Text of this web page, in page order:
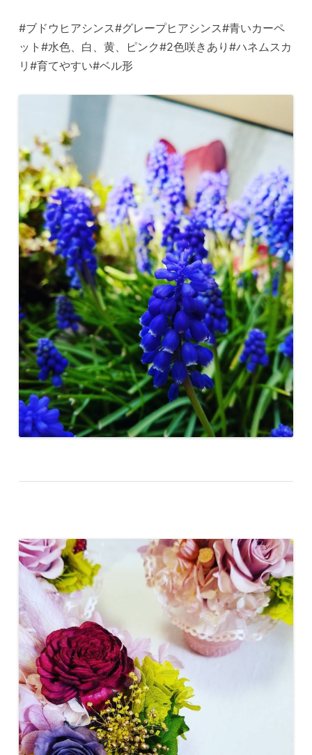
#ブドウヒアシンス#グレープヒアシンス#青いカーペ
ット#水色、白、黄、ピンク#2色咲きあり#ハネムスカ
リ#育てやすい#ベル形